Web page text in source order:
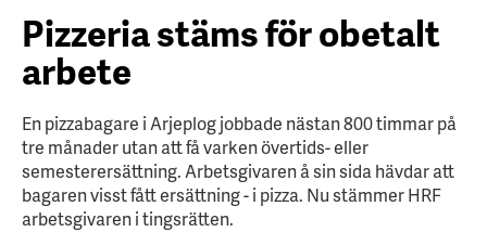
Pizzeria stäms för obetalt
arbete
En pizzabagare i Arjeplog jobbade nästan 800 timmar på
tre månader utan att få varken övertids- eller
semesterersättning. Arbetsgivaren å sin sida hävdar att
bagaren visst fått ersättning - i pizza. Nu stämmer HRF
arbetsgivaren i tingsrätten.